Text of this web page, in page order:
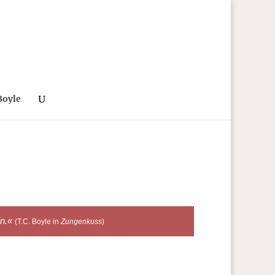
(T.C. Boyle in Zungenkuss)